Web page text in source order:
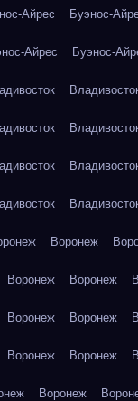
Айрес Буэнос-
Айрес Буэнос-
Воронеж
Воронеж Воронеж
Воронеж Воронеж
Воронеж Воронеж
Воронеж